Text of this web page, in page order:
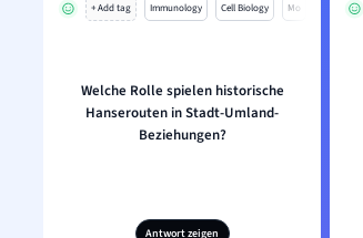
+ Add tag Immunology Cell Biology Mo
Welche Rolle spielen historische
Hanserouten in Stadt-Umland-
Beziehungen?
Antwort zeigen